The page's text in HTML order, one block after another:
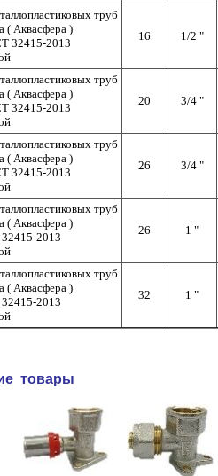
труб
( Аквасфера )
32415-2013
16 1/2 "
труб
( Аквасфера )
32415-2013
20 3/4 "
труб
( Аквасфера )
32415-2013
26 3/4 "
труб
( Аквасфера )
2013
26 1 "
труб
( Аквасфера )
2013
32 1 "
товары